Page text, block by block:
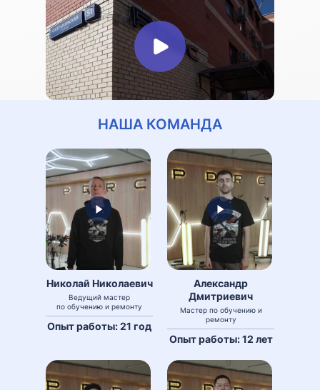
НАША КОМАНДА
Николай Николаевич
Ведущий мастер
по обучению и ремонту
Опыт работы: 21 год
Александр
Дмитриевич
Мастер по обучению и
ремонту
Опыт работы: 12 лет